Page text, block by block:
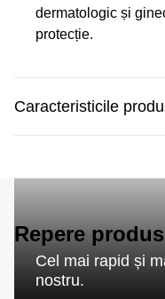
dermatologic și
protecție.
Caracteristicile
Repere produs
Cel mai rapid și
nostru.